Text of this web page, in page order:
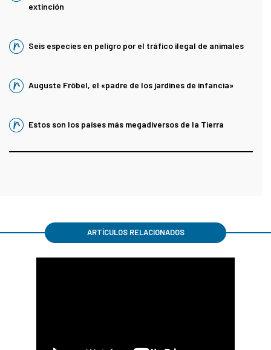
extinción
Seis especies en peligro por el tráfico ilegal de animales
Auguste Fröbel, el «padre de los jardines de infancia»
Estos son los países más megadiversos de la Tierra
ARTÍCULOS RELACIONADOS